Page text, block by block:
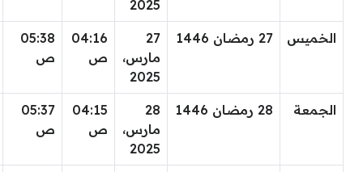
2025
الخميس 27 رمضان 1446
27
مارس،
2025
04:16
ص
05:38
ص
الجمعة 28 رمضان 1446
28
مارس،
2025
04:15
ص
05:37
ص